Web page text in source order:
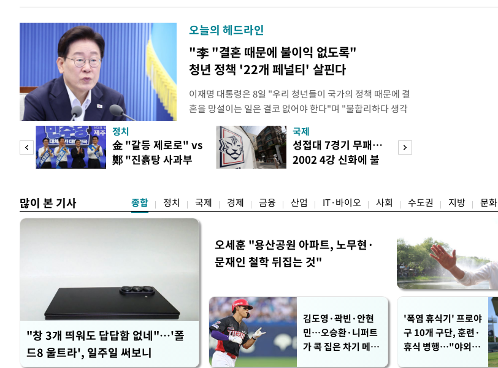
오늘의 헤드라인
"李 "결혼 때문에 불이익 없도록"
청년 정책 '22개 페널티' 살핀다
이재명 대통령은 8일 "우리 청년들이 국가의 정책 때문에 결
혼을 망설이는 일은 결코 없어야 한다"며 "불합리하다 생각
하는 제도가 있을 경우 편하게 말씀해주시면 좋겠다"고 했
다. 이 대통령은 이날 오후 X(옛 트위터)에 '청년들의 목소리
로 찾은 결혼 페널티 22개' 자료를 공유하며 이같이 적었다.
이 대통령은 "결혼으로 인해 겪을 수 있는 제도
정치
金 "갈등 제로로" vs
鄭 "진흙탕 사과부
국제
성접대 7경기 무패…
2002 4강 신화에 불
많이 본 기사 종합 정치 국제 경제 금융 산업 IT·바이오 사회 수도권 지방 문화
"창 3개 띄워도 답답함 없네"…'폴
드8 울트라', 일주일 써보니
오세훈 "용산공원 아파트, 노무현·
문재인 철학 뒤집는 것"
김도영·곽빈·안현
민…오승환·니퍼트
가 콕 집은 차기 메이
'폭염 휴식기' 프로야
구 10개 구단, 훈련·
휴식 병행…"야외 훈